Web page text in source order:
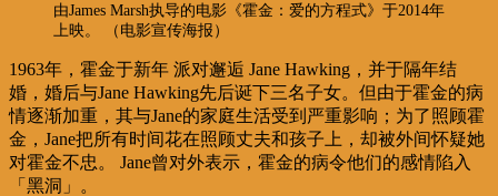
由James Marsh执导的电影《霍金：爱的方程式》于2014年
上映。 （电影宣传海报）
1963年，霍金于新年 派对邂逅 Jane Hawking，并于隔年结
婚，婚后与Jane Hawking先后诞下三名子女。但由于霍金的病
情逐渐加重，其与Jane的家庭生活受到严重影响；为了照顾霍
金，Jane把所有时间花在照顾丈夫和孩子上，却被外间怀疑她
对霍金不忠。 Jane曾对外表示，霍金的病令他们的感情陷入
「黑洞」。